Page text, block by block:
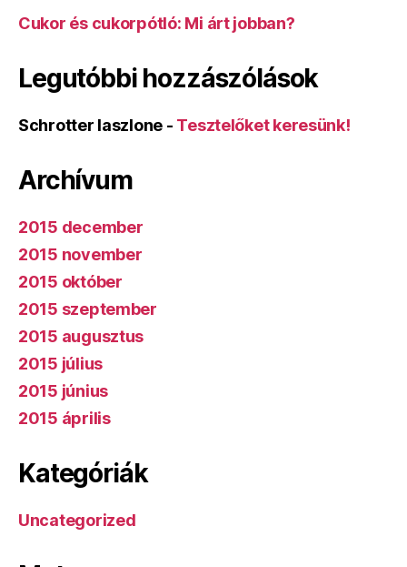
Cukor és cukorpótló: Mi árt jobban?
Legutóbbi hozzászólások
Schrotter laszlone - Tesztelőket keresünk!
Archívum
2015 december
2015 november
2015 október
2015 szeptember
2015 augusztus
2015 július
2015 június
2015 április
Kategóriák
Uncategorized